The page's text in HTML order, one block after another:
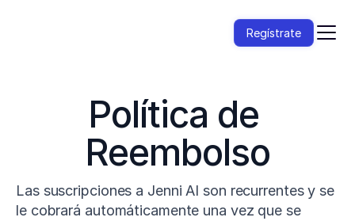
Regístrate
Política de
Reembolso
Las suscripciones a Jenni AI son recurrentes y se
le cobrará automáticamente una vez que se